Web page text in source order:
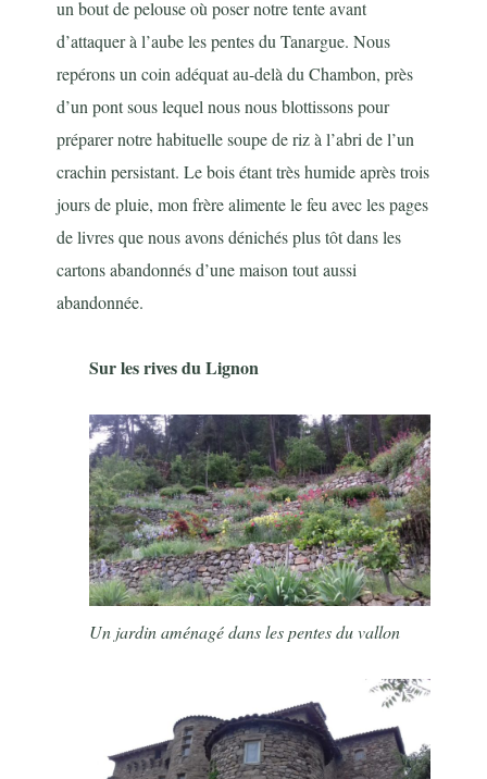
un bout de pelouse où poser notre tente avant
d’attaquer à l’aube les pentes du Tanargue. Nous
repérons un coin adéquat au-delà du Chambon, près
d’un pont sous lequel nous nous blottissons pour
préparer notre habituelle soupe de riz à l’abri de l’un
crachin persistant. Le bois étant très humide après trois
jours de pluie, mon frère alimente le feu avec les pages
de livres que nous avons dénichés plus tôt dans les
cartons abandonnés d’une maison tout aussi
abandonnée.
Sur les rives du Lignon
Un jardin aménagé dans les pentes du vallon